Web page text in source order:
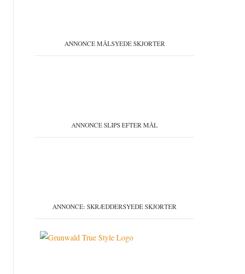
ANNONCE MÅLSYEDE SKJORTER
ANNONCE SLIPS EFTER MÅL
ANNONCE: SKRÆDDERSYEDE SKJORTER